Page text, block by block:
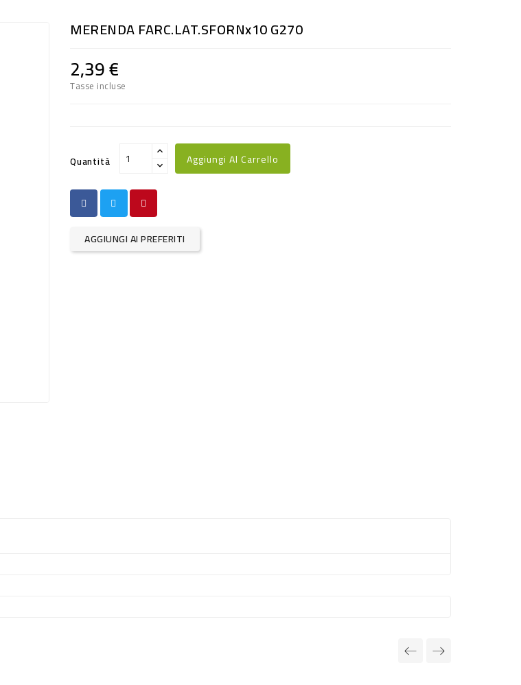
MERENDA FARC.LAT.SFORNx10 G270
2,39 €
Tasse incluse
Quantità Aggiungi Al Carrello
AGGIUNGI AI PREFERITI